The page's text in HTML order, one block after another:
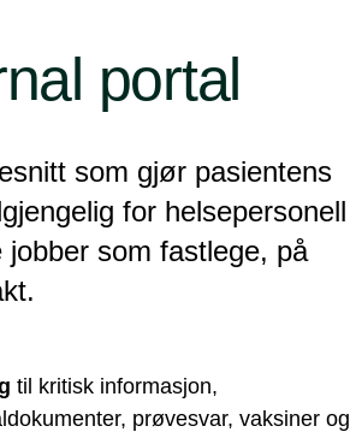
portal
som gjør pasientens
for helsepersonell
som fastlege, på
til kritisk informasjon,
prøvesvar, vaksiner og